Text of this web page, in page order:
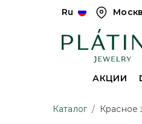
Ru
АКЦИИ
Каталог / Красное